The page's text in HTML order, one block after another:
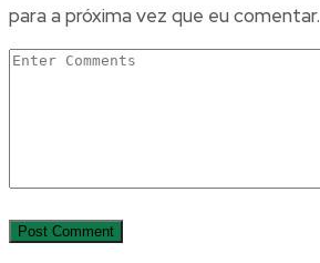
para a próxima vez que eu comentar.